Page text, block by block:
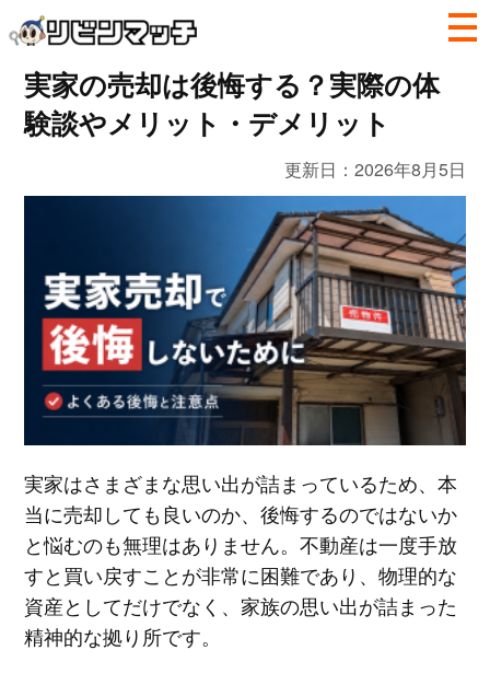
実家の売却は後悔する？実際の体
験談やメリット・デメリット
更新日：2026年8月5日
実家はさまざまな思い出が詰まっているため、本
当に売却しても良いのか、後悔するのではないか
と悩むのも無理はありません。不動産は一度手放
すと買い戻すことが非常に困難であり、物理的な
資産としてだけでなく、家族の思い出が詰まった
精神的な拠り所です。